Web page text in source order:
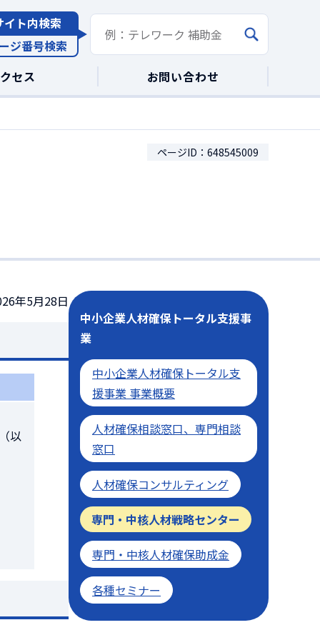
イト内検索
ジ番号検索
セス お問い合わせ
ページID：648545009
年5月28日
以
中小企業人材確保トータル支援事
業
中小企業人材確保トータル支
援事業 事業概要
人材確保相談窓口、専門相談
窓口
人材確保コンサルティング
専門・中核人材戦略センター
専門・中核人材確保助成金
各種セミナー